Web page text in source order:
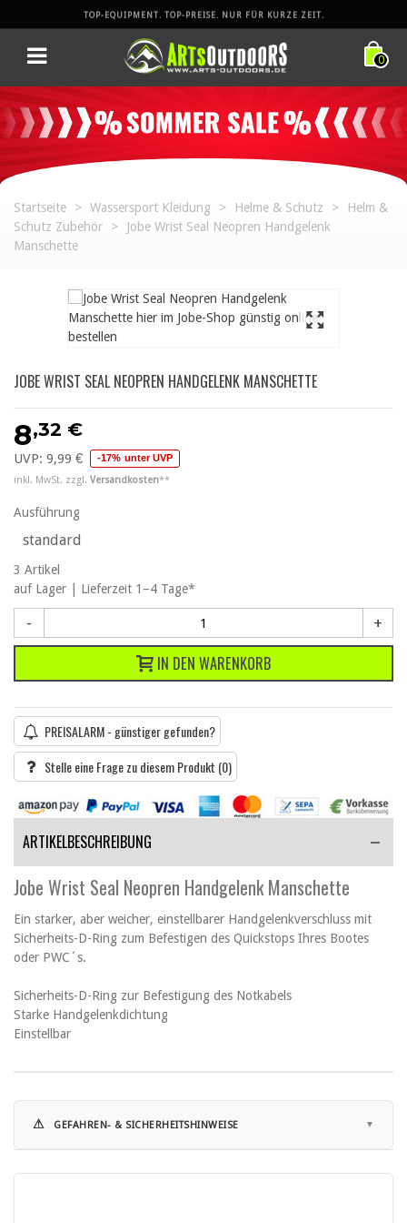
TOP-EQUIPMENT. TOP-PREISE. NUR FÜR KURZE ZEIT.
0
Startseite > Wassersport Kleidung > Helme & Schutz >
Helm &
Schutz Zubehör
>
Jobe Wrist Seal Neopren Handgelenk
Manschette
JOBE WRIST SEAL NEOPREN HANDGELENK MANSCHETTE
8,32 €
UVP: 9,99 € -17% unter UVP
inkl. MwSt. zzgl. Versandkosten**
Ausführung
standard
3 Artikel
auf Lager | Lieferzeit 1–4 Tage*
- +
IN DEN WARENKORB
PREISALARM - günstiger gefunden?
Stelle eine Frage zu diesem Produkt (0)
ARTIKELBESCHREIBUNG
Jobe Wrist Seal Neopren Handgelenk Manschette
Ein starker, aber weicher, einstellbarer Handgelenkverschluss mit
Sicherheits-D-Ring zum Befestigen des Quickstops Ihres Bootes
oder PWC´s.
Sicherheits-D-Ring zur Befestigung des Notkabels
Starke Handgelenkdichtung
Einstellbar
⚠ GEFAHREN- & SICHERHEITSHINWEISE
Hinweise zur Nutzung: